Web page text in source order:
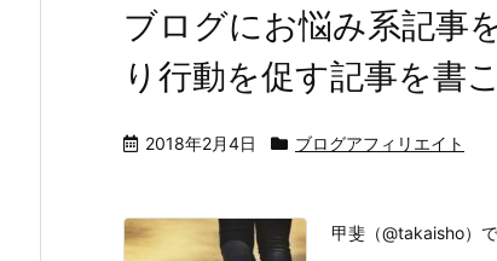
ブログにお悩み系記事
り行動を促す記事を書
2018年2月4日 ブログアフィリエイト
甲斐（@takaisho）で